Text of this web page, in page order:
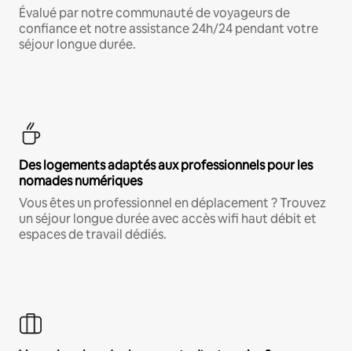
Évalué par notre communauté de voyageurs de
confiance et notre assistance 24h/24 pendant votre
séjour longue durée.
Des logements adaptés aux professionnels pour les
nomades numériques
Vous êtes un professionnel en déplacement ? Trouvez
un séjour longue durée avec accès wifi haut débit et
espaces de travail dédiés.